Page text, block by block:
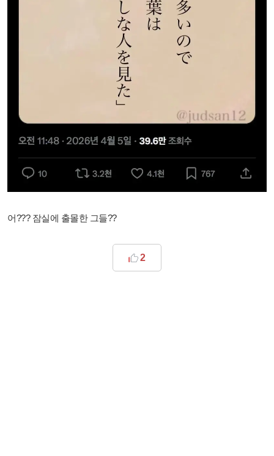
어??? 잠실에 출몰한 그들??
2